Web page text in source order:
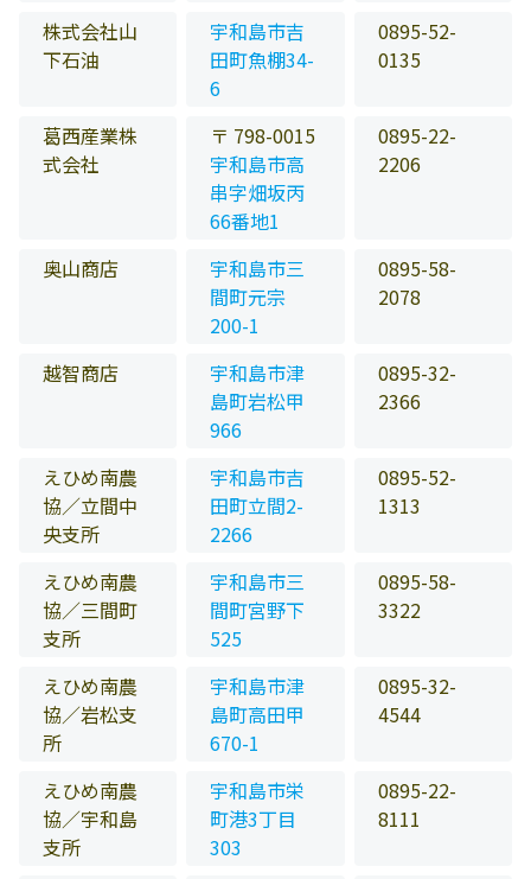
株式会社山
下石油
宇和島市吉
田町魚棚34-
6
0895-52-
0135
葛西産業株
式会社
〒 798-0015
宇和島市高
串字畑坂丙
66番地1
0895-22-
2206
奥山商店
宇和島市三
間町元宗
200-1
0895-58-
2078
越智商店
宇和島市津
島町岩松甲
966
0895-32-
2366
えひめ南農
協／立間中
央支所
宇和島市吉
田町立間2-
2266
0895-52-
1313
えひめ南農
協／三間町
支所
宇和島市三
間町宮野下
525
0895-58-
3322
えひめ南農
協／岩松支
所
宇和島市津
島町高田甲
670-1
0895-32-
4544
えひめ南農
協／宇和島
支所
宇和島市栄
町港3丁目
303
0895-22-
8111